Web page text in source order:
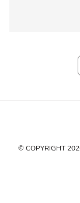
© COPYRIGHT